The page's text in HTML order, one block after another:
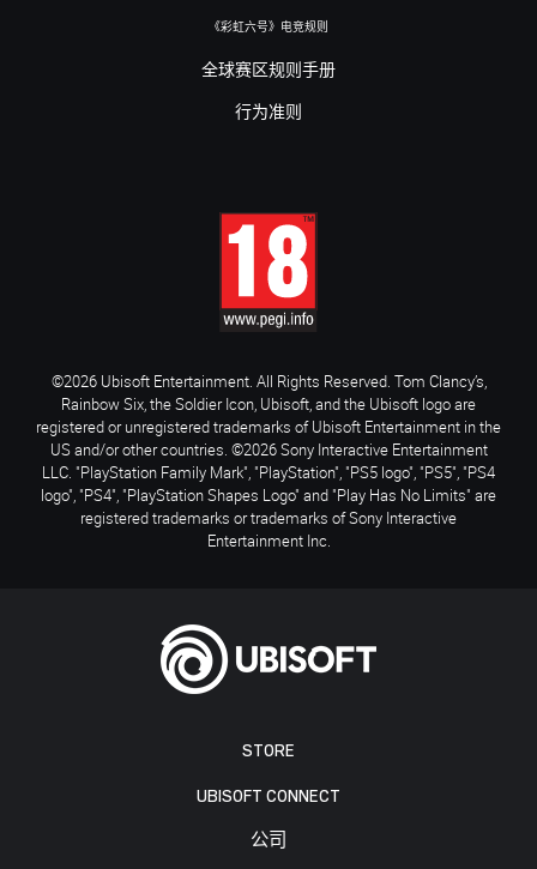
STORE
UBISOFT CONNECT
公司
《彩虹六号》电竞规则
全球赛区规则手册
行为准则
©2026 Ubisoft Entertainment. All Rights Reserved. Tom Clancy’s,
Rainbow Six, the Soldier Icon, Ubisoft, and the Ubisoft logo are
registered or unregistered trademarks of Ubisoft Entertainment in the
US and/or other countries. ©2026 Sony Interactive Entertainment
LLC. "PlayStation Family Mark", "PlayStation", "PS5 logo", "PS5", "PS4
logo", "PS4", "PlayStation Shapes Logo" and "Play Has No Limits" are
registered trademarks or trademarks of Sony Interactive
Entertainment Inc.